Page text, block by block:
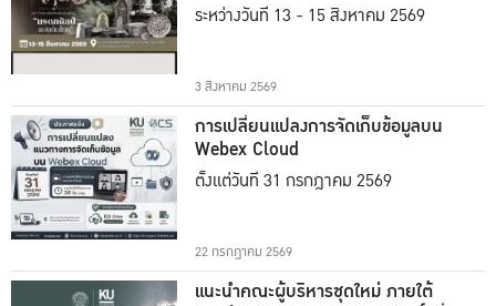
ระหว่างวันที่ 13 - 15 สิงหาคม 2569
3 สิงหาคม 2569
การเปลี่ยนแปลงการจัดเก็บข้อมูลบน
Webex Cloud
ตั้งแต่วันที่ 31 กรกฎาคม 2569
22 กรกฎาคม 2569
แนะนำคณะผู้บริหารชุดใหม่ ภายใต้